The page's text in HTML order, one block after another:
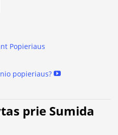
Popieriaus
popieriaus?
prie Sumida